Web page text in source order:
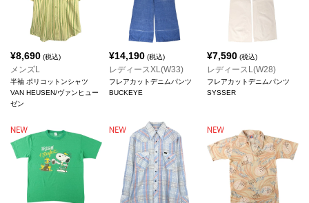
¥8,690 (税込)
メンズL
半袖 ポリコットンシャツ
VAN HEUSEN/ヴァンヒュー
ゼン
¥14,190(税込)
レディースXL(W33)
フレアカットデニムパンツ
BUCKEYE
¥7,590 (税込)
レディースL(W28)
フレアカットデニムパンツ
SYSSER